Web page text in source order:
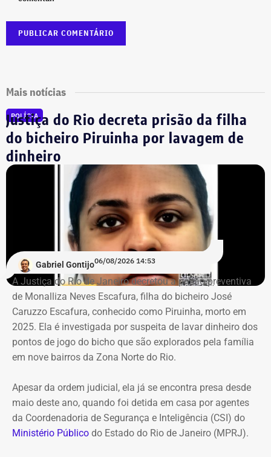
Mais notícias
POLÍCIA
Justiça do Rio decreta prisão da filha
do bicheiro Piruinha por lavagem de
dinheiro
Gabriel Gontijo06/08/2026 14:53
A Justiça do Rio de Janeiro decretou a prisão preventiva
de Monalliza Neves Escafura, filha do bicheiro José
Caruzzo Escafura, conhecido como Piruinha, morto em
2025. Ela é investigada por suspeita de lavar dinheiro dos
pontos de jogo do bicho que são explorados pela família
em nove bairros da Zona Norte do Rio.
Apesar da ordem judicial, ela já se encontra presa desde
maio deste ano, quando foi detida em casa por agentes
da Coordenadoria de Segurança e Inteligência (CSI) do
Ministério Público do Estado do Rio de Janeiro (MPRJ).